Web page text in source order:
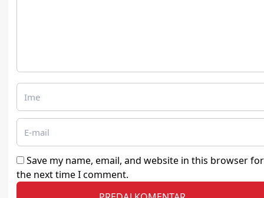
Save my name, email, and website in this browser for
the next time I comment.